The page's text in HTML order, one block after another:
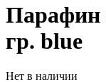
Парафин
гр. blue
Нет в наличии